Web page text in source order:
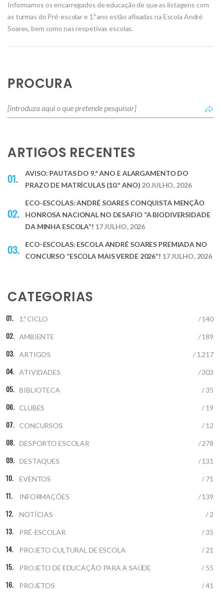
Informamos os encarregados de educação de que as listagens com
as turmas do Pré-escolar e 1.º ano estão afixadas na Escola André
Soares, bem como nas respetivas escolas.
PROCURA
ARTIGOS RECENTES
AVISO: PAUTAS DO 9.º ANO E ALARGAMENTO DO
PRAZO DE MATRÍCULAS (10.º ANO) 20 JULHO, 2026
ECO-ESCOLAS: ANDRÉ SOARES CONQUISTA MENÇÃO
HONROSA NACIONAL NO DESAFIO “A BIODIVERSIDADE
DA MINHA ESCOLA”! 17 JULHO, 2026
ECO-ESCOLAS: ESCOLA ANDRÉ SOARES PREMIADA NO
CONCURSO “ESCOLA MAIS VERDE 2026”! 17 JULHO, 2026
CATEGORIAS
1.º CICLO / 140
AMBIENTE / 189
ARTIGOS / 1.217
ATIVIDADES / 303
BIBLIOTECA / 35
CLUBES / 19
CONCURSOS / 12
DESPORTO ESCOLAR / 278
DESTAQUES / 131
EVENTOS / 71
INFORMAÇÕES / 139
NOTÍCIAS / 2
PRÉ-ESCOLAR / 35
PROJETO CULTURAL DE ESCOLA / 21
PROJETO DE EDUCAÇÃO PARA A SAÚDE / 55
PROJETOS / 41